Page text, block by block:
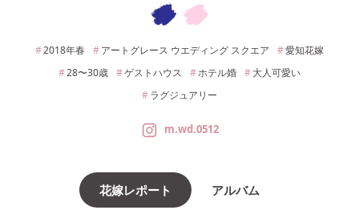
2018年春 アートグレース ウエディング スクエア 愛知花嫁
28〜30歳 ゲストハウス ホテル婚
大人可愛い
ラグジュアリー
m.wd.0512
花嫁レポート アルバム